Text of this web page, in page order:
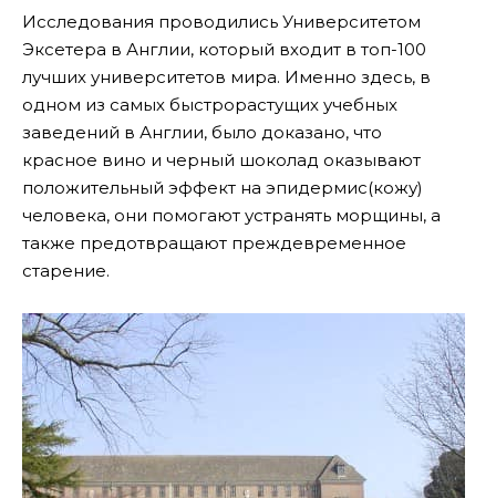
Исследования проводились Университетом
Эксетера в Англии, который входит в топ-100
лучших университетов мира. Именно здесь, в
одном из самых быстрорастущих учебных
заведений в Англии, было доказано, что
красное вино и черный шоколад оказывают
положительный эффект на эпидермис(кожу)
человека, они помогают устранять морщины, а
также предотвращают преждевременное
старение.